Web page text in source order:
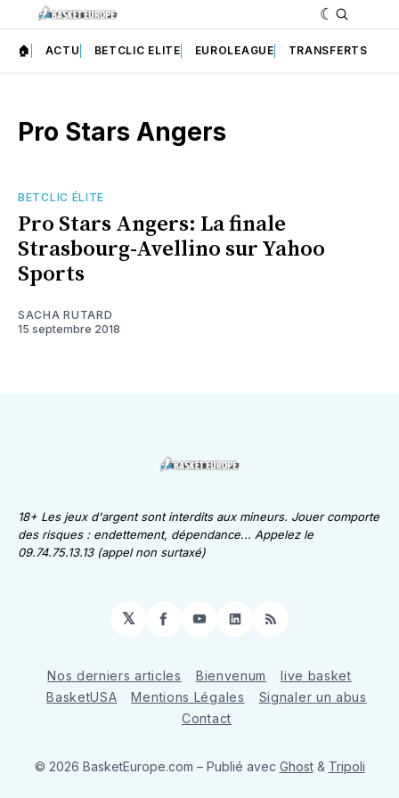
🏠 ACTU BETCLIC ELITE EUROLEAGUE TRANSFERTS
Pro Stars Angers
BETCLIC ÉLITE
Pro Stars Angers: La finale
Strasbourg-Avellino sur Yahoo
Sports
SACHA RUTARD
15 septembre 2018
18+ Les jeux d'argent sont interdits aux mineurs. Jouer comporte
des risques : endettement, dépendance... Appelez le
09.74.75.13.13 (appel non surtaxé)
𝕏 Facebook
YouTube
LinkedIn
RSS
Nos derniers articles Bienvenum
live basket
BasketUSA
Mentions Légales
Signaler un abus
Contact
© 2026 BasketEurope.com – Publié avec Ghost& Tripoli